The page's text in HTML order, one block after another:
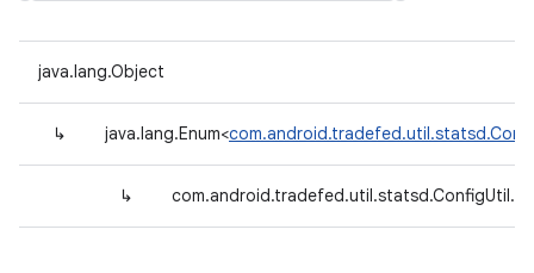
java.lang.Object
↳ java.lang.Enum<
↳